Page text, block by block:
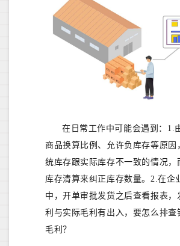
在日常工作中可能会遇到：1.
商品换算比例、允许负库存等原因
统库存跟实际库存不一致的情况，
库存清算来纠正库存数量。2.在企
中，开单审批发货之后查看报表，
利与实际毛利有出入，要怎么排查
毛利？